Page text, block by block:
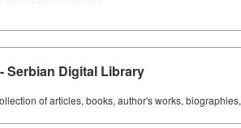
Serbian Digital Library
of articles, books, author's works,